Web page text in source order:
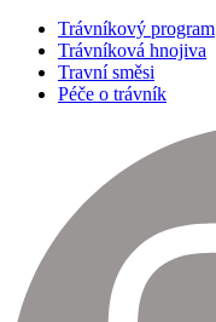
Trávníkový program
Trávníková hnojiva
Travní směsi
Péče o trávník